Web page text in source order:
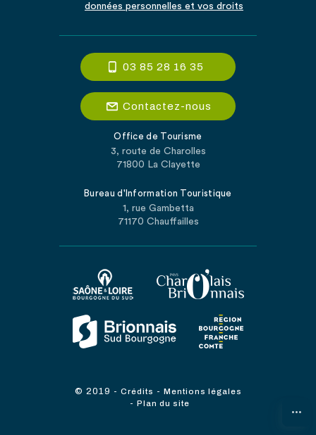
...
données personnelles et vos droits
03 85 28 16 35
Contactez-nous
Office de Tourisme
3, route de Charolles
71800 La Clayette
Bureau d'Information Touristique
1, rue Gambetta
71170 Chauffailles
© 2019 - Crédits - Mentions légales
- Plan du site